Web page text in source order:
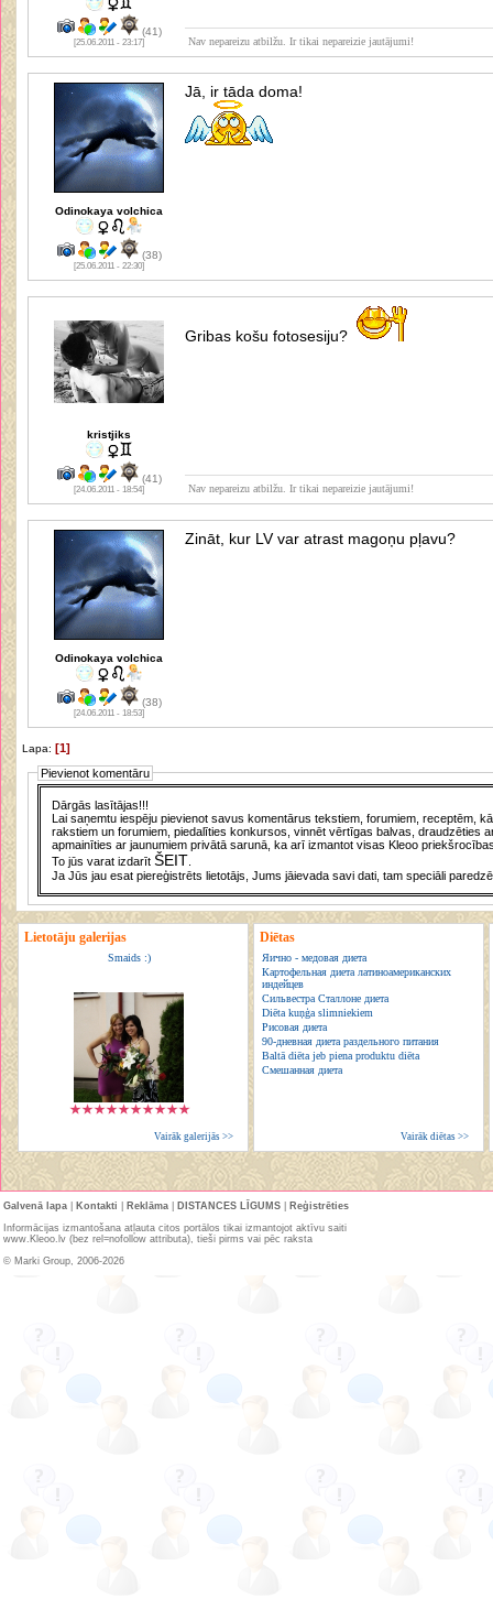
(41)
[25.06.2011 - 23:17] Nav nepareizu atbilžu. Ir tikai nepareizie jautājumi!
Odinokaya volchica
(38)
[25.06.2011 - 22:30]
Jā, ir tāda doma!
kristjiks
(41)
[24.06.2011 - 18:54]
Gribas košu fotosesiju?
Nav nepareizu atbilžu. Ir tikai nepareizie jautājumi!
Odinokaya volchica
(38)
[24.06.2011 - 18:53]
Zināt, kur LV var atrast magoņu pļavu?
Lapa: [1]
Pievienot komentāru
Dārgās lasītājas!!!
Lai saņemtu iespēju pievienot savus komentārus tekstiem, forumiem, receptēm,
rakstiem un forumiem, piedalīties konkursos, vinnēt vērtīgas balvas, draudzēties
apmainīties ar jaunumiem privātā sarunā, ka arī izmantot visas Kleoo
To jūs varat izdarītŠEIT
Ja Jūs jau esat piereģistrēts lietotājs, Jums jāievada savi dati, tam speciāli
Lietotāju galerijas
Smaids :)
Vairāk galerijās >>
Diētas
Яично - медовая диета
Картофельная диета латиноамериканских
индейцев
Сильвестра Сталлоне диета
Diēta kuņģa slimniekiem
Рисовая диета
90-дневная диета раздельного питания
Baltā diēta jeb piena produktu diēta
Смешанная диета
Vairāk diētas >>
Galvenā lapa Kontakti Reklāma DISTANCES LĪGUMS
Reģistrēties
Informācijas izmantošana atļauta citos portālos tikai izmantojot aktīvu saiti
www.Kleoo.lv (bez rel=nofollow attributa), tieši pirms vai pēc raksta
© Marki Group, 2006-2026